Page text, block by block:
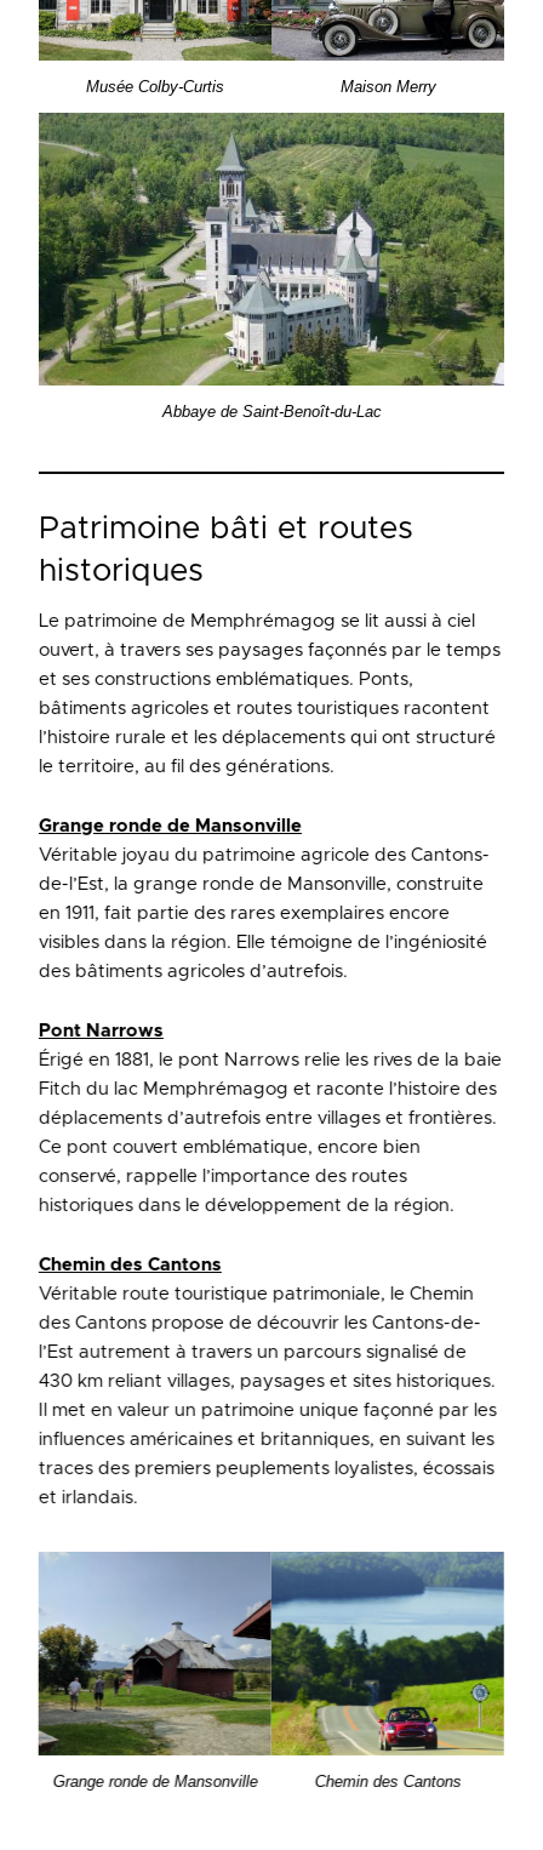
Musée Colby-Curtis Maison Merry
Abbaye de Saint-Benoît-du-Lac
Patrimoine bâti et routes
historiques
Le patrimoine de Memphrémagog se lit aussi à ciel
ouvert, à travers ses paysages façonnés par le temps
et ses constructions emblématiques. Ponts,
bâtiments agricoles et routes touristiques racontent
l’histoire rurale et les déplacements qui ont structuré
le territoire, au fil des générations.
Grange ronde de Mansonville
Véritable joyau du patrimoine agricole des Cantons-
de-l’Est, la grange ronde de Mansonville, construite
en 1911, fait partie des rares exemplaires encore
visibles dans la région. Elle témoigne de l’ingéniosité
des bâtiments agricoles d’autrefois.
Pont Narrows
Érigé en 1881, le pont Narrows relie les rives de la baie
Fitch du lac Memphrémagog et raconte l’histoire des
déplacements d’autrefois entre villages et frontières.
Ce pont couvert emblématique, encore bien
conservé, rappelle l’importance des routes
historiques dans le développement de la région.
Chemin des Cantons
Véritable route touristique patrimoniale, le Chemin
des Cantons propose de découvrir les Cantons-de-
l’Est autrement à travers un parcours signalisé de
430 km reliant villages, paysages et sites historiques.
Il met en valeur un patrimoine unique façonné par les
influences américaines et britanniques, en suivant les
traces des premiers peuplements loyalistes, écossais
et irlandais.
Grange ronde de Mansonville Chemin des Cantons